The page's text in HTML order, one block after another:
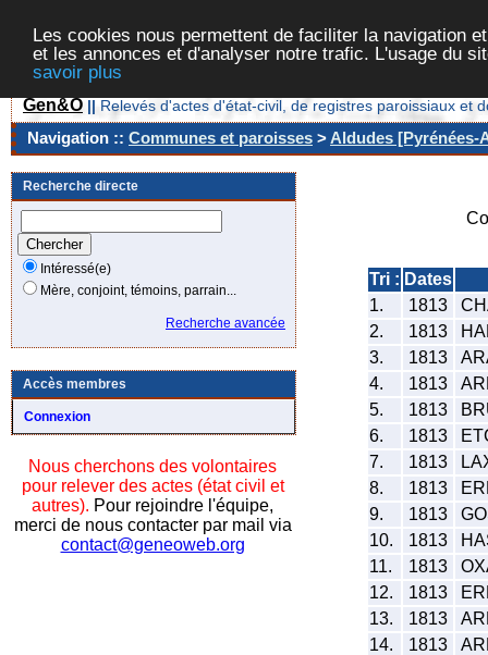
Les cookies nous permettent de faciliter la navigation
et les annonces et d'analyser notre trafic. L'usage du
savoir plus
Gen&O || Relevés d'actes d'état-civil, de registres paroissiaux et
Navigation :: Communes et paroisses >Aldudes [Pyrénées-
Recherche directe
Intéressé(e)
Mère, conjoint, témoins, parrain...
Recherche avancée
Accès membres
Connexion
Nous cherchons des volontaires
pour relever des actes (état civil et
autres). Pour rejoindre l'équipe,
merci de nous contacter par mail via
contact@geneoweb.org
Tri : Dates
1.
1813
2.
1813
3.
1813
4.
1813
5.
1813
6.
1813
7.
1813
8.
1813
9.
1813
10.
1813
11.
1813
12.
1813
13.
1813
14.
1813